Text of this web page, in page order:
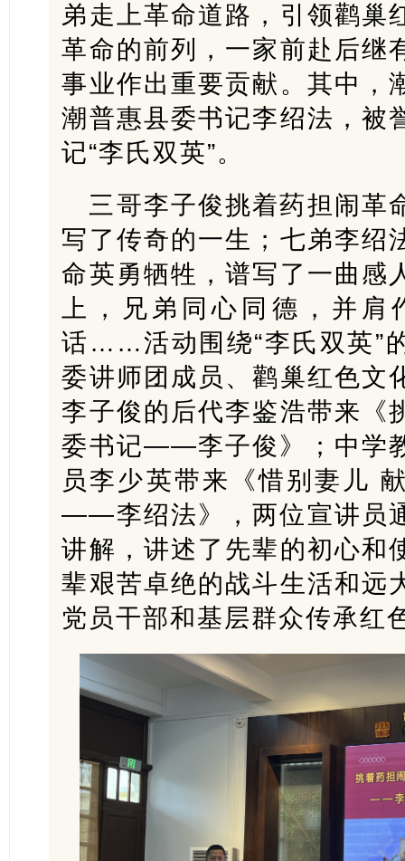
弟走上革命道路，引领鹳巢
革命的前列，一家前赴后继
事业作出重要贡献。其中，
潮普惠县委书记李绍法，
记“李氏双英”。
三哥李子俊挑着药担闹革
写了传奇的一生；七弟李绍
命英勇牺牲，谱写了一曲感
上，兄弟同心同德，并肩
话……活动围绕“李氏双英”
委讲师团成员、鹳巢红色文
李子俊的后代李鉴浩带来《
委书记——李子俊》；中学
员李少英带来《惜别妻儿
——李绍法》，两位宣讲员
讲解，讲述了先辈的初心和
辈艰苦卓绝的战斗生活和远
党员干部和基层群众传承红